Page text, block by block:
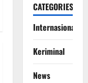
CATEGORIES
Internasional
Keriminal
News